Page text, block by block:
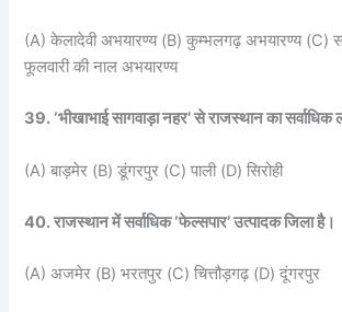
(A) केलादेवी अभयारण्य (B) कुम्भलगढ़ अभयारण्य (C)
फूलवारी की नाल अभयारण्य
39. ‘भीखाभाई सागवाड़ा नहर’ से राजस्थान का सर्वाधिक
(A) बाड़मेर (B) डूंगरपुर (C) पाली (D) सिरोही
40. राजस्थान में सर्वाधिक ‘फेल्सपार’ उत्पादक जिला है।
(A) अजमेर (B) भरतपुर (C) चित्तौड़गढ़ (D) दूंगरपुर